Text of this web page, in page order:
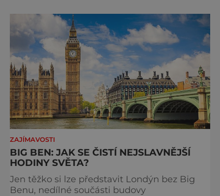
kdysi vládlo obrovskému impériu na všech
kontinentech. Kdo tady nikdy nebyl, toho
překvapí, kol
ZAJÍMAVOSTI
BIG BEN: JAK SE ČISTÍ NEJSLAVNĚJŠÍ
HODINY SVĚTA?
Jen těžko si lze představit Londýn bez Big
Benu, nedílné součásti budovy